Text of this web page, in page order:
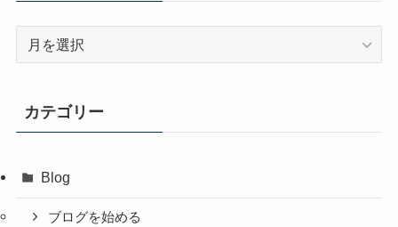
ブ
カテゴリー
Blog
ブログを始める